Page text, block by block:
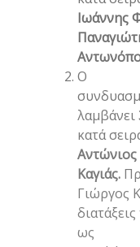
Ιωάννης
Ο
λαμβάνει
κατά
Αντώνιος
Καγιάς.
Γιώργος
ως